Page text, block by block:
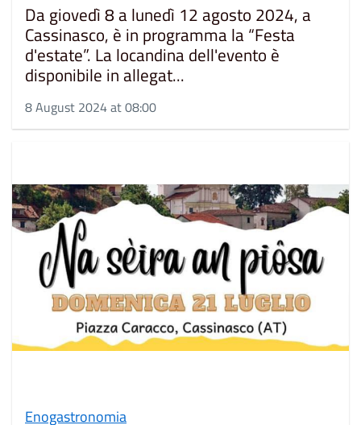
Da giovedì 8 a lunedì 12 agosto 2024, a
Cassinasco, è in programma la “Festa
d'estate”. La locandina dell'evento è
disponibile in allegat...
8 August 2024 at 08:00
Enogastronomia